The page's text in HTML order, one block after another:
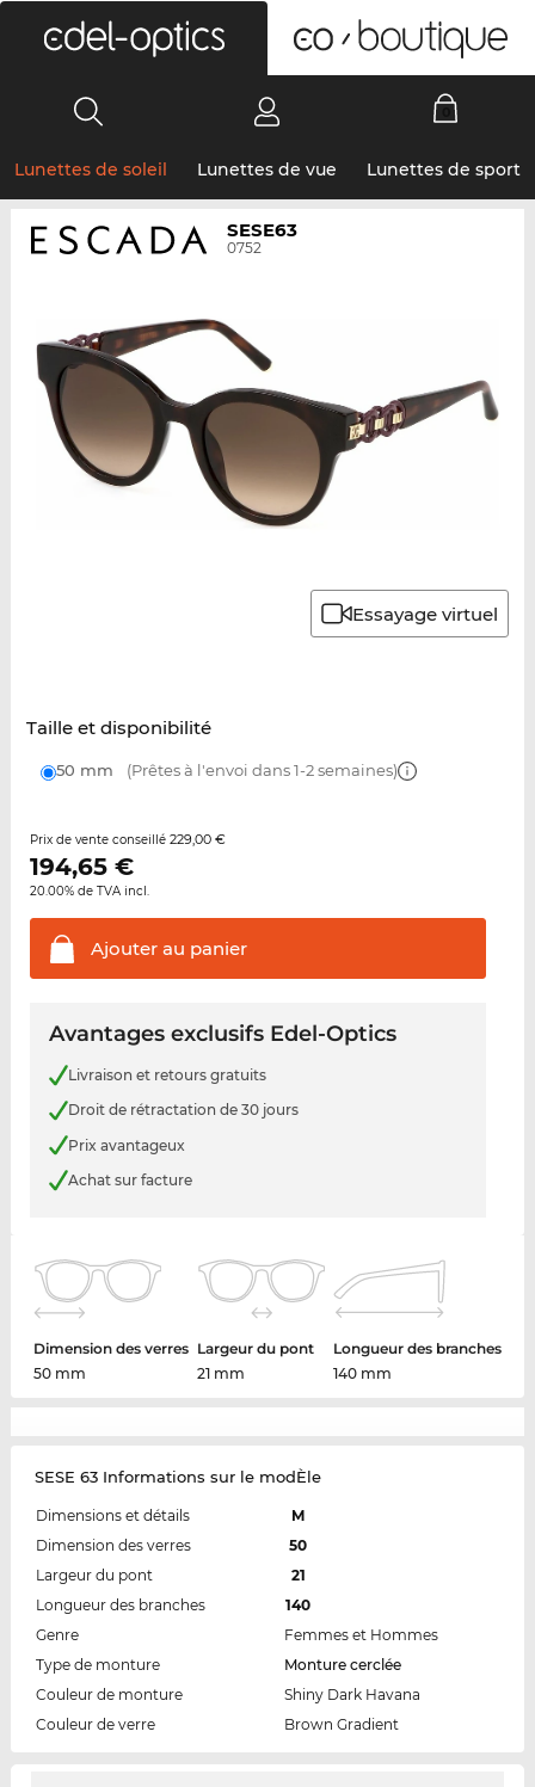
Lunettes de soleil Lunettes de vue Lunettes de sport
SESE63
0752
Essayage virtuel
Taille et disponibilité
50 mm (Prêtes à l'envoi dans 1-2 semaines)
Prix de vente conseillé 229,00 €
194,65€
20.00% de TVA incl.
Ajouter au panier
Avantages exclusifs Edel-Optics
Livraison et retours gratuits
Droit de rétractation de 30 jours
Prix avantageux
Achat sur facture
Dimension des verres
50 mm
Largeur du pont
21 mm
Longueur des branches
140 mm
SESE 63 Informations sur le modÈle
Dimensions et détails
M
Dimension des verres
50
Largeur du pont
21
Longueur des branches
140
Genre
Femmes et Hommes
Type de monture
Monture cerclée
Couleur de monture
Shiny Dark Havana
Couleur de verre
Brown Gradient